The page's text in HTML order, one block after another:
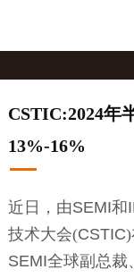
CSTIC:2024年
13%-16%
近日，由SEMI和
技术大会(CSTIC)
SEMI全球副总裁